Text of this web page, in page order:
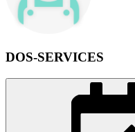
DOS-SERVICES